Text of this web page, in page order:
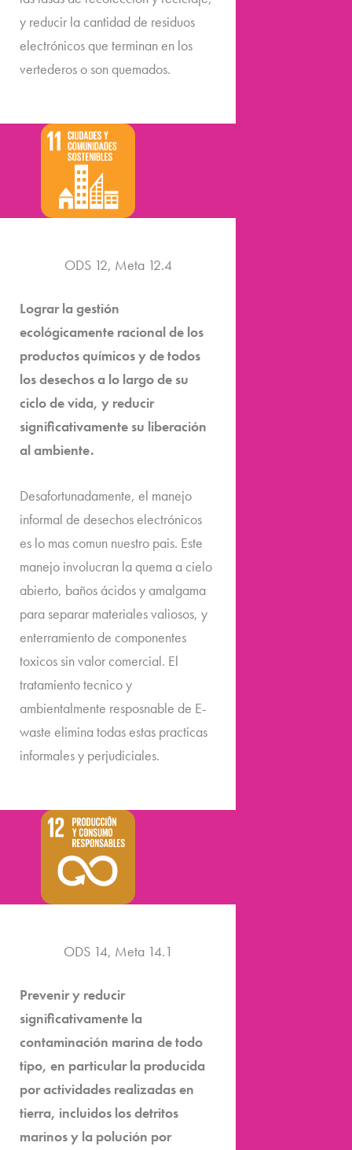
y reducir la cantidad de residuos
electrónicos que terminan en los
vertederos o son quemados.
ODS 12, Meta 12.4
Lograr la gestión
ecológicamente racional de los
productos químicos y de todos
los desechos a lo largo de su
ciclo de vida, y reducir
significativamente su liberación
al ambiente.
Desafortunadamente, el manejo
informal de desechos electrónicos
es lo mas comun nuestro pais. Este
manejo involucran la quema a cielo
abierto, baños ácidos y amalgama
para separar materiales valiosos, y
enterramiento de componentes
toxicos sin valor comercial. El
tratamiento tecnico y
ambientalmente resposnable de E-
waste elimina todas estas practicas
informales y perjudiciales.
ODS 14, Meta 14.1
Prevenir y reducir
significativamente la
contaminación marina de todo
tipo, en particular la producida
por actividades realizadas en
tierra, incluidos los detritos
marinos y la polución por